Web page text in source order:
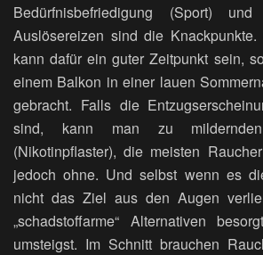
Bedürfnisbefriedigung (Sport)
Auslösereizen sind die
kann dafür ein guter Zeitpunkt sein,
einem Balkon in einer lauen
gebracht. Falls die
sind, kann man zu
(Nikotinpflaster), die meisten
jedoch ohne. Und selbst wenn es
nicht das Ziel aus den Augen
„schadstoffarme“ Alternativen
umsteigst. Im Schnitt brauchen